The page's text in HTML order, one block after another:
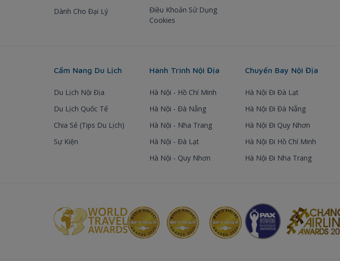
Dành Cho Đại Lý
Điều Khoản Sử Dụng
Cookies
Cẩm Nang Du Lịch
Du Lịch Nội Địa
Du Lịch Quốc Tế
Chia Sẻ (Tips Du Lịch)
Sự Kiện
Hành Trình Nội Địa
Hà Nội - Hồ Chí Minh
Hà Nội - Đà Nẵng
Hà Nội - Nha Trang
Hà Nội - Đà Lạt
Hà Nội - Quy Nhơn
Chuyến Bay Nội Địa
Hà Nội Đi Đà Lạt
Hà Nội Đi Đà Nẵng
Hà Nội Đi Quy Nhơn
Hà Nội Đi Hồ Chí Minh
Hà Nội Đi Nha Trang